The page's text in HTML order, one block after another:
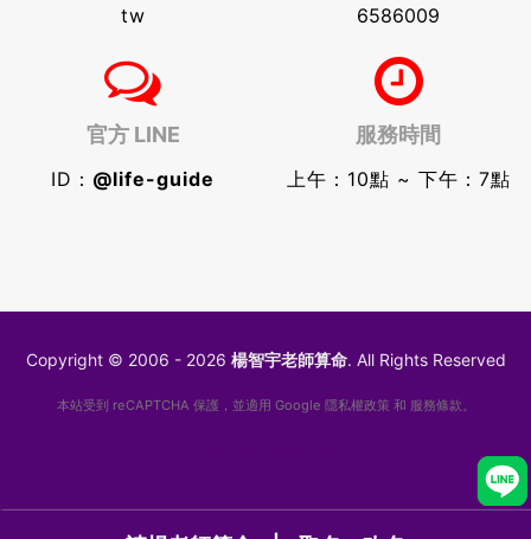
tw
6586009
官方 LINE
ID： @life-guide
服務時間
上午：10點 ~ 下午：7點
Copyright © 2006 - 2026 楊智宇老師算命. All Rights Reserved
本站受到 reCAPTCHA 保護，並適用 Google 隱私權政策和 服務條款。